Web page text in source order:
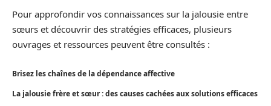
Pour approfondir vos connaissances sur la jalousie entre
sœurs et découvrir des stratégies efficaces, plusieurs
ouvrages et ressources peuvent être consultés :
Brisez les chaînes de la dépendance affective
La jalousie frère et sœur : des causes cachées aux solutions efficaces